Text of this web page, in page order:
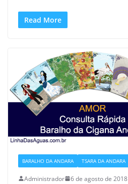
Read More
BARALHO DA ANDARA TSARA DA ANDARA
Administrador
6 de agosto de 2018